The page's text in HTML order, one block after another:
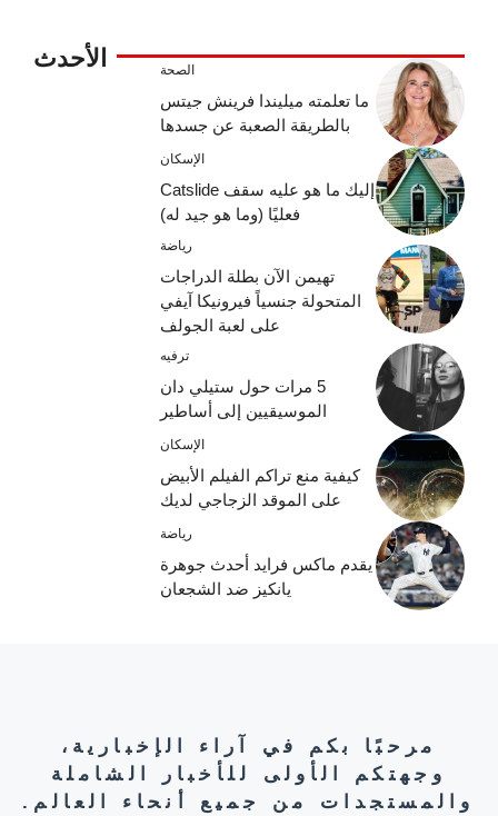
الأحدث الصحة
ما تعلمته ميليندا فرينش جيتس
بالطريقة الصعبة عن جسدها
الإسكان
إليك ما هو عليه سقف Catslide
فعليًا (وما هو جيد له)
رياضة
تهيمن الآن بطلة الدراجات
المتحولة جنسياً فيرونيكا آيفي
على لعبة الجولف
ترفيه
5 مرات حول ستيلي دان
الموسيقيين إلى أساطير
الإسكان
كيفية منع تراكم الفيلم الأبيض
على الموقد الزجاجي لديك
رياضة
يقدم ماكس فرايد أحدث جوهرة
يانكيز ضد الشجعان
مرحبًا بكم في آراء الإخبارية،
وجهتكم الأولى للأخبار الشاملة
والمستجدات من جميع أنحاء العالم.